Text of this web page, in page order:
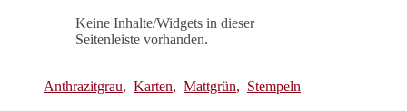
Keine Inhalte/Widgets in dieser
Seitenleiste vorhanden.
Anthrazitgrau, Karten, Mattgrün, Stempeln